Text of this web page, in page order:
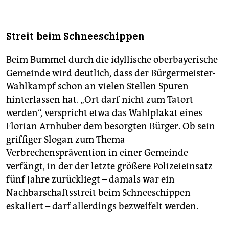
Streit beim Schneeschippen
Beim Bummel durch die idyllische oberbayerische
Gemeinde wird deutlich, dass der Bürgermeister-
Wahlkampf schon an vielen Stellen Spuren
hinterlassen hat. „Ort darf nicht zum Tatort
werden“, verspricht etwa das Wahlplakat eines
Florian Arnhuber dem besorgten Bürger. Ob sein
griffiger Slogan zum Thema
Verbrechensprävention in einer Gemeinde
verfängt, in der der letzte größere Polizeieinsatz
fünf Jahre zurückliegt – damals war ein
Nachbarschaftsstreit beim Schneeschippen
eskaliert – darf allerdings bezweifelt werden.